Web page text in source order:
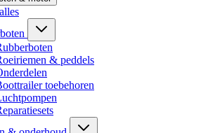
& peddels
toebehoren